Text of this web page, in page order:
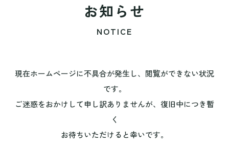
お知らせ
NOTICE
現在ホームページに不具合が発生し、閲覧ができない状況
です。
ご迷惑をおかけして申し訳ありませんが、復旧中につき暫
く
お待ちいただけると幸いです。